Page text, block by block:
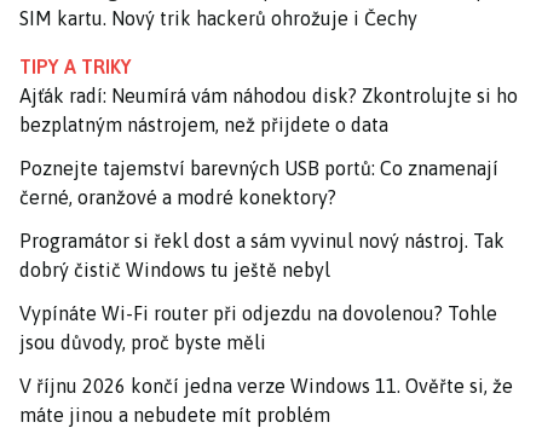
SIM kartu. Nový trik hackerů ohrožuje i Čechy
TIPY A TRIKY
Ajťák radí: Neumírá vám náhodou disk? Zkontrolujte si ho
bezplatným nástrojem, než přijdete o data
Poznejte tajemství barevných USB portů: Co znamenají
černé, oranžové a modré konektory?
Programátor si řekl dost a sám vyvinul nový nástroj. Tak
dobrý čistič Windows tu ještě nebyl
Vypínáte Wi-Fi router při odjezdu na dovolenou? Tohle
jsou důvody, proč byste měli
V říjnu 2026 končí jedna verze Windows 11. Ověřte si, že
máte jinou a nebudete mít problém